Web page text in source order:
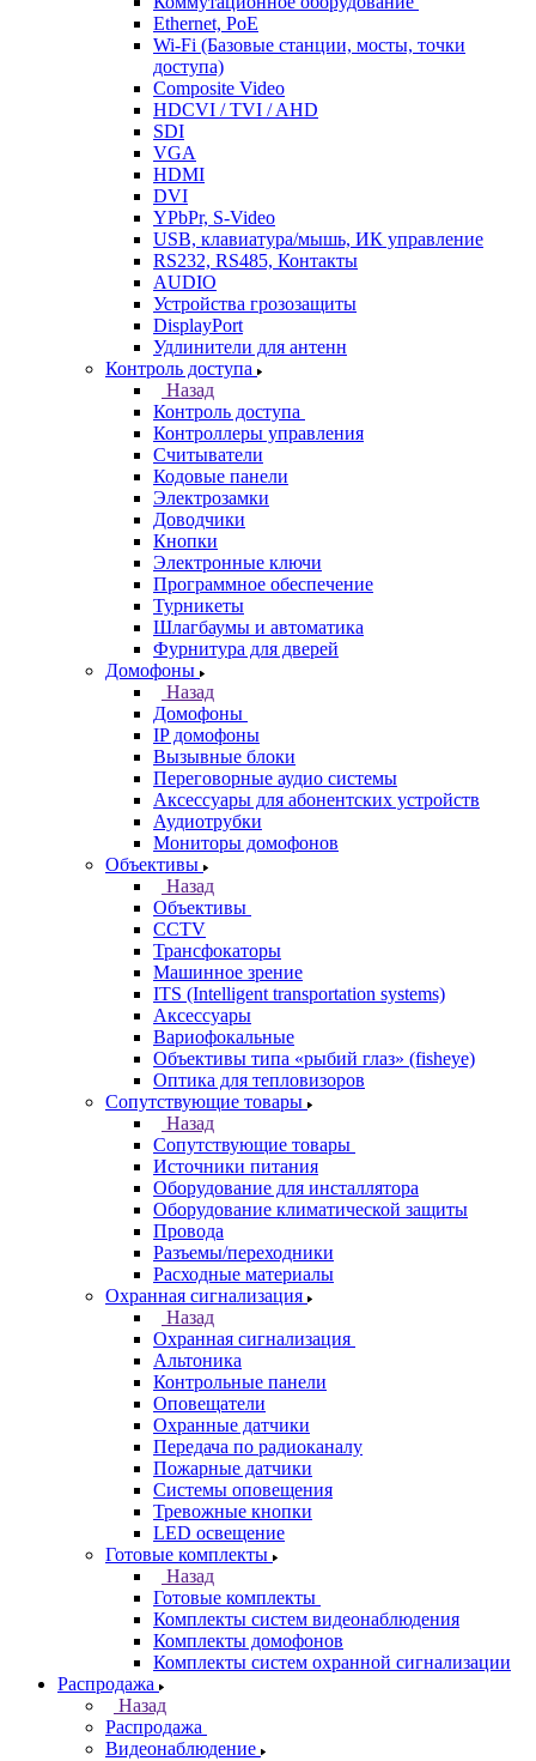
Ethernet, PoE
Wi-Fi (Базовые станции, мосты, точки
доступа)
Composite Video
HDCVI / TVI / AHD
SDI
VGA
HDMI
DVI
YPbPr, S-Video
USB, клавиатура/мышь, ИК управление
RS232, RS485, Контакты
AUDIO
Устройства грозозащиты
DisplayPort
Удлинители для антенн
Контроль доступа
Назад
Контроль доступа
Контроллеры управления
Считыватели
Кодовые панели
Электрозамки
Доводчики
Кнопки
Электронные ключи
Программное обеспечение
Турникеты
Шлагбаумы и автоматика
Фурнитура для дверей
Домофоны
Назад
Домофоны
IP домофоны
Вызывные блоки
Переговорные аудио системы
Аксессуары для абонентских устройств
Аудиотрубки
Мониторы домофонов
Объективы
Назад
Объективы
CCTV
Трансфокаторы
Машинное зрение
ITS (Intelligent transportation systems)
Аксессуары
Вариофокальные
Объективы типа «рыбий глаз» (fisheye)
Оптика для тепловизоров
Сопутствующие товары
Назад
Сопутствующие товары
Источники питания
Оборудование для инсталлятора
Оборудование климатической защиты
Провода
Разъемы/переходники
Расходные материалы
Охранная сигнализация
Назад
Охранная сигнализация
Альтоника
Контрольные панели
Оповещатели
Охранные датчики
Передача по радиоканалу
Пожарные датчики
Системы оповещения
Тревожные кнопки
LED освещение
Готовые комплекты
Назад
Готовые комплекты
Комплекты систем видеонаблюдения
Комплекты домофонов
Комплекты систем охранной сигнализации
Распродажа
Назад
Распродажа
Видеонаблюдение